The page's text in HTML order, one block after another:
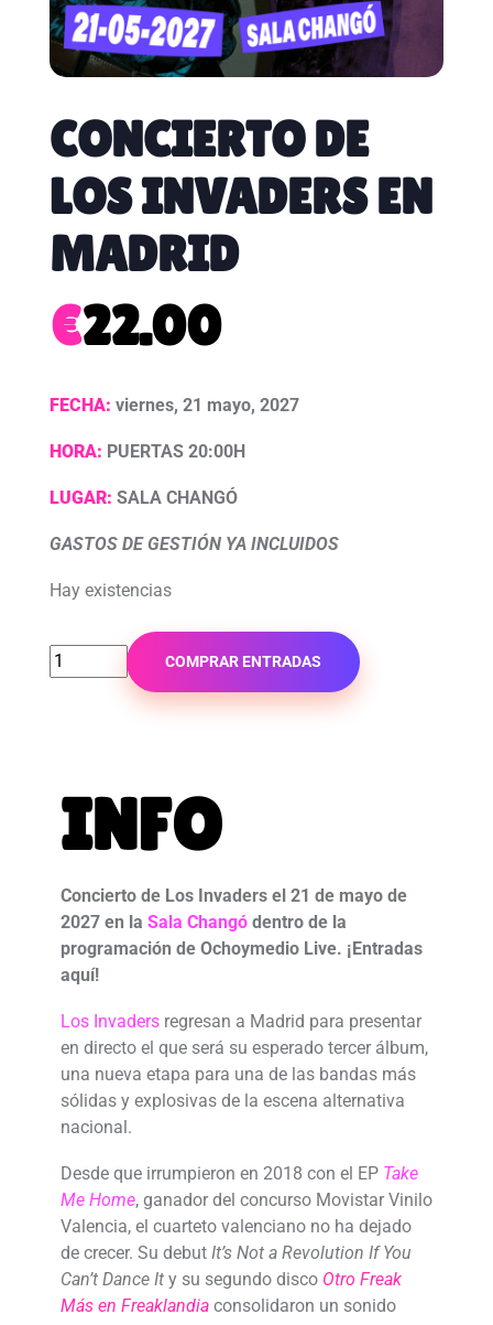
CONCIERTO DE
LOS INVADERS EN
MADRID
€22.00
FECHA: viernes, 21 mayo, 2027
HORA: PUERTAS 20:00H
LUGAR: SALA CHANGÓ
GASTOS DE GESTIÓN YA INCLUIDOS
Hay existencias
COMPRAR ENTRADAS
INFO
Concierto de Los Invaders el 21 de mayo de
2027 en la Sala Changódentro de la
programación de Ochoymedio Live. ¡Entradas
aquí!
Los Invadersregresan a Madrid para presentar
en directo el que será su esperado tercer álbum,
una nueva etapa para una de las bandas más
sólidas y explosivas de la escena alternativa
nacional.
Desde que irrumpieron en 2018 con el EP Take
Me Home, ganador del concurso Movistar Vinilo
Valencia, el cuarteto valenciano no ha dejado
de crecer. Su debut It’s Not a Revolution If You
Can’t Dance Ity su segundo disco Otro Freak
Más en Freaklandia consolidaron un sonido